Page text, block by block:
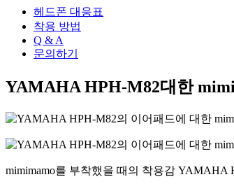
헤드폰 대응표
착용 방법
Q & A
문의하기
YAMAHA HPH-M82대한
mimimamo를 부착했을 때의 착용감